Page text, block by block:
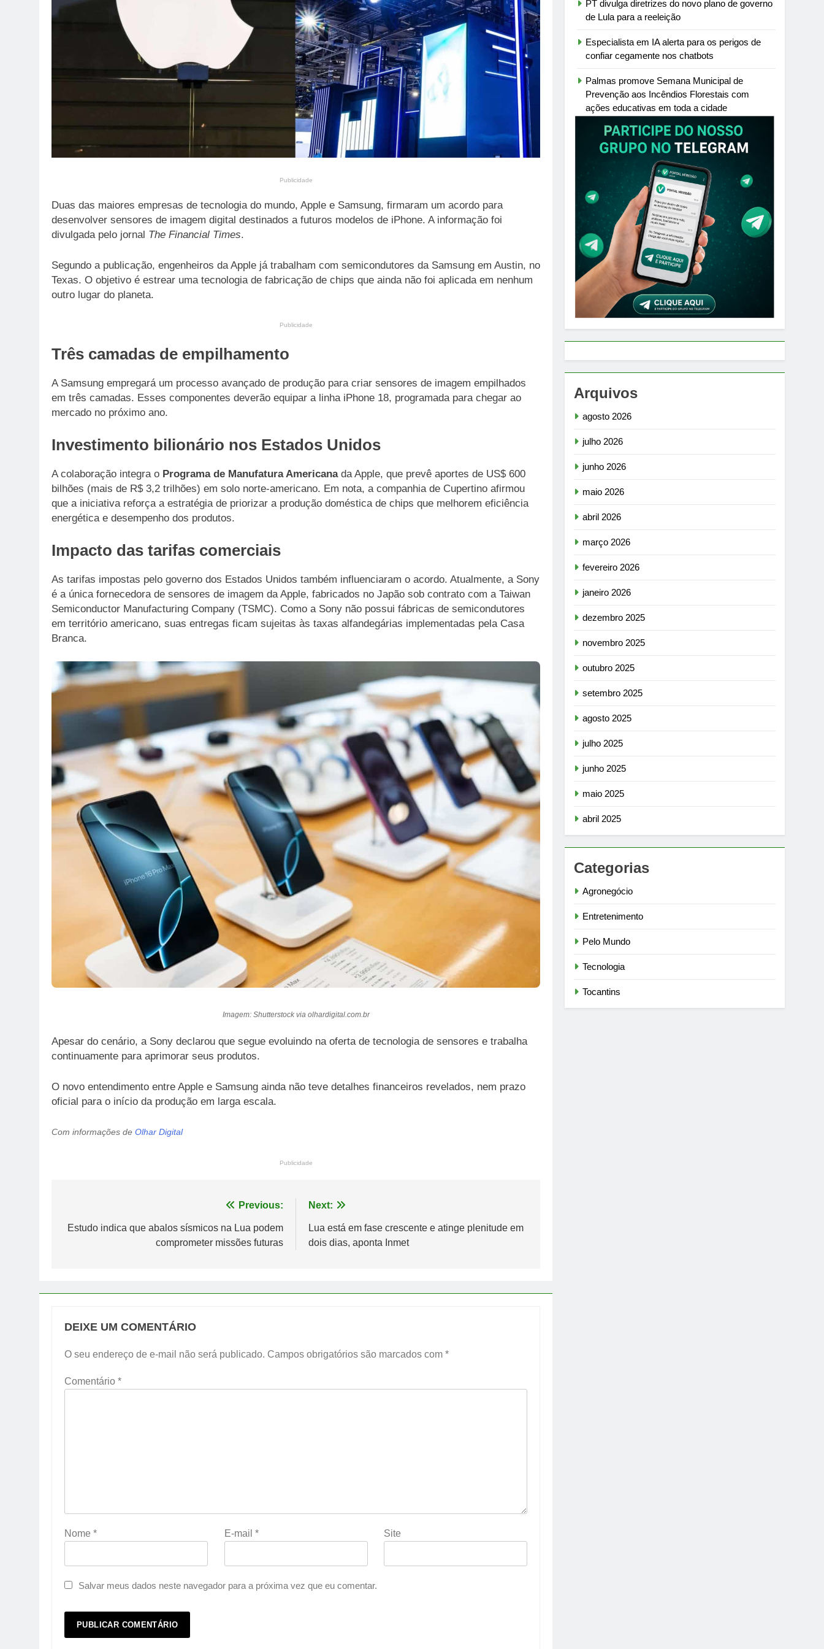
Publicidade
Duas das maiores empresas de tecnologia do mundo, Apple e Samsung, firmaram um acordo para
desenvolver sensores de imagem digital destinados a futuros modelos de iPhone. A informação foi
divulgada pelo jornal The Financial Times.
Segundo a publicação, engenheiros da Apple já trabalham com semicondutores da Samsung em Austin, no
Texas. O objetivo é estrear uma tecnologia de fabricação de chips que ainda não foi aplicada em nenhum
outro lugar do planeta.
Publicidade
Três camadas de empilhamento
A Samsung empregará um processo avançado de produção para criar sensores de imagem empilhados
em três camadas. Esses componentes deverão equipar a linha iPhone 18, programada para chegar ao
mercado no próximo ano.
Investimento bilionário nos Estados Unidos
A colaboração integra o Programa de Manufatura Americanada Apple, que prevê aportes de US$ 600
bilhões (mais de R$ 3,2 trilhões) em solo norte-americano. Em nota, a companhia de Cupertino afirmou
que a iniciativa reforça a estratégia de priorizar a produção doméstica de chips que melhorem eficiência
energética e desempenho dos produtos.
Impacto das tarifas comerciais
As tarifas impostas pelo governo dos Estados Unidos também influenciaram o acordo. Atualmente, a Sony
é a única fornecedora de sensores de imagem da Apple, fabricados no Japão sob contrato com a Taiwan
Semiconductor Manufacturing Company (TSMC). Como a Sony não possui fábricas de semicondutores
em território americano, suas entregas ficam sujeitas às taxas alfandegárias implementadas pela Casa
Branca.
Imagem: Shutterstock via olhardigital.com.br
Apesar do cenário, a Sony declarou que segue evoluindo na oferta de tecnologia de sensores e trabalha
continuamente para aprimorar seus produtos.
O novo entendimento entre Apple e Samsung ainda não teve detalhes financeiros revelados, nem prazo
oficial para o início da produção em larga escala.
Com informações de Olhar Digital
Publicidade
de
Previous:
Estudo indica que abalos sísmicos na Lua podem
comprometer missões futuras
Next:
Lua está em fase crescente e atinge plenitude em
dois dias, aponta Inmet
DEIXE UM COMENTÁRIO
O seu endereço de e-mail não será publicado. Campos obrigatórios são marcados com *
Comentário *
Nome * E-mail * Site
Salvar meus dados neste navegador para a próxima vez que eu comentar.
PT divulga diretrizes do novo plano de governo
de Lula para a reeleição
Especialista em IA alerta para os perigos de
confiar cegamente nos chatbots
Palmas promove Semana Municipal de
Prevenção aos Incêndios Florestais com
ações educativas em toda a cidade
Arquivos
agosto 2026
julho 2026
junho 2026
maio 2026
abril 2026
março 2026
fevereiro 2026
janeiro 2026
dezembro 2025
novembro 2025
outubro 2025
setembro 2025
agosto 2025
julho 2025
junho 2025
maio 2025
abril 2025
Categorias
Agronegócio
Entretenimento
Pelo Mundo
Tecnologia
Tocantins